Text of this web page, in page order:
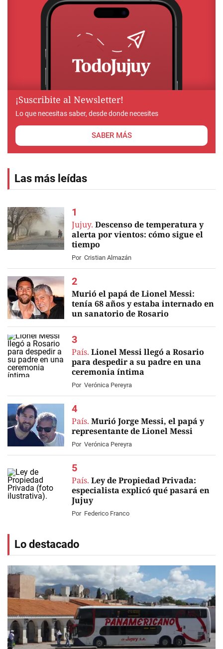
¡Suscribite al Newsletter!
Lo que necesitas saber, desde donde necesites
SABER MÁS
Las más leídas
Jujuy. Descenso de temperatura y
alerta por vientos: cómo sigue el
tiempo
Por Cristian Almazán
EN VIVO
Murió el papá de Lionel Messi:
tenía 68 años y estaba internado en
un sanatorio de Rosario
País. Lionel Messi llegó a Rosario
para despedir a su padre en una
ceremonia íntima
Por Verónica Pereyra
País. Murió Jorge Messi, el papá y
representante de Lionel Messi
Por Verónica Pereyra
País. Ley de Propiedad Privada:
especialista explicó qué pasará en
Jujuy
Por Federico Franco
Lo destacado